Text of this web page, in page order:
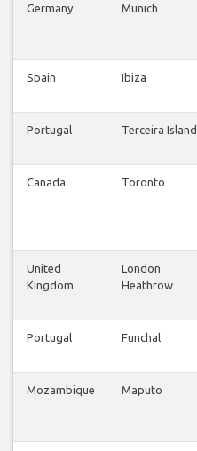
Germany Munich
Spain Ibiza
Portugal Terceira Island
Canada Toronto
United
Kingdom
London
Heathrow
Portugal Funchal
Mozambique Maputo